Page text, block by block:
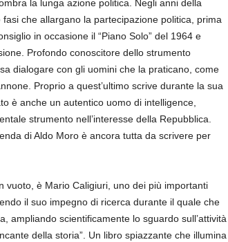
la lunga azione politica. Negli anni della
che allargano la partecipazione politica, prima
in occasione il “Piano Solo” del 1964 e
Profondo conoscitore dello strumento
dialogare con gli uomini che la praticano, come
Proprio a quest’ultimo scrive durante la sua
è anche un autentico uomo di intelligence,
strumento nell’interesse della Repubblica.
di Aldo Moro è ancora tutta da scrivere per
vuoto, è Mario Caligiuri, uno dei più importanti
il suo impegno di ricerca durante il quale che
ampliando scientificamente lo sguardo sull’attività
della storia”. Un libro spiazzante che illumina